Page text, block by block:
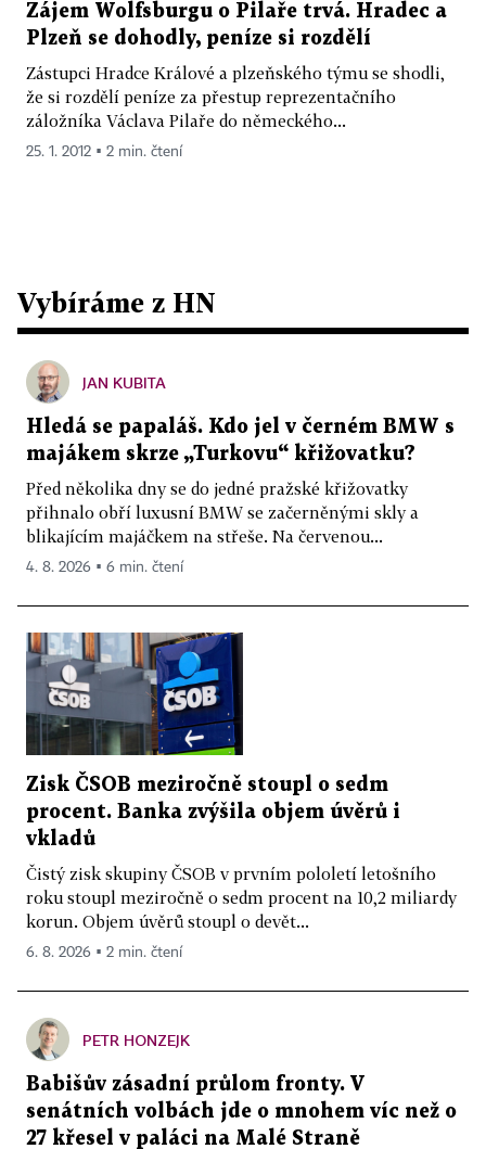
Zájem Wolfsburgu o Pilaře trvá. Hradec a
Plzeň se dohodly, peníze si rozdělí
Zástupci Hradce Králové a plzeňského týmu se shodli,
že si rozdělí peníze za přestup reprezentačního
záložníka Václava Pilaře do německého...
25. 1. 2012 ▪ 2 min. čtení
Vybíráme z HN
JAN KUBITA
Hledá se papaláš. Kdo jel v černém BMW s
majákem skrze „Turkovu“ křižovatku?
Před několika dny se do jedné pražské křižovatky
přihnalo obří luxusní BMW se začerněnými skly a
blikajícím majáčkem na střeše. Na červenou...
4. 8. 2026 ▪ 6 min. čtení
Zisk ČSOB meziročně stoupl o sedm
procent. Banka zvýšila objem úvěrů i
vkladů
Čistý zisk skupiny ČSOB v prvním pololetí letošního
roku stoupl meziročně o sedm procent na 10,2 miliardy
korun. Objem úvěrů stoupl o devět...
6. 8. 2026 ▪ 2 min. čtení
PETR HONZEJK
Babišův zásadní průlom fronty. V
senátních volbách jde o mnohem víc než o
27 křesel v paláci na Malé Straně